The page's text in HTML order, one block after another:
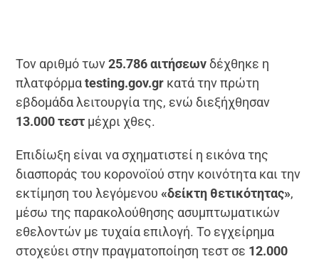
Τον αριθμό των25.786 αιτήσεων δέχθηκε η
πλατφόρμαtesting.gov.gr κατά την πρώτη
εβδομάδα λειτουργία της, ενώ διεξήχθησαν
13.000 τεστ μέχρι χθες.
Επιδίωξη είναι να σχηματιστεί η εικόνα της
διασποράς του κορονοϊού στην κοινότητα και την
εκτίμηση του λεγόμενου «δείκτη θετικότητας»,
μέσω της παρακολούθησης ασυμπτωματικών
εθελοντών με τυχαία επιλογή. Το εγχείρημα
στοχεύει στην πραγματοποίηση τεστ σε 12.000